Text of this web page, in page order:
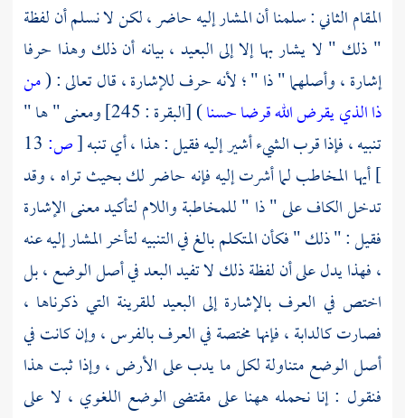
المقام الثاني : سلمنا أن المشار إليه حاضر ، لكن لا نسلم أن لفظة
" ذلك " لا يشار بها إلا إلى البعيد ، بيانه أن ذلك وهذا حرفا
إشارة ، وأصلهما " ذا " ؛ لأنه حرف للإشارة ، قال تعالى : (من
ذا الذي يقرض الله قرضا حسنا
) [البقرة : 245] ومعنى " ها "
تنبيه ، فإذا قرب الشيء أشير إليه فقيل : هذا ، أي تنبه[ص: 13
]أيها المخاطب لما أشرت إليه فإنه حاضر لك بحيث تراه ، وقد
تدخل الكاف على " ذا " للمخاطبة واللام لتأكيد معنى الإشارة
فقيل : " ذلك " فكأن المتكلم بالغ في التنبيه لتأخر المشار إليه عنه
، فهذا يدل على أن لفظة ذلك لا تفيد البعد في أصل الوضع ، بل
اختص في العرف بالإشارة إلى البعيد للقرينة التي ذكرناها ،
فصارت كالدابة ، فإنها مختصة في العرف بالفرس ، وإن كانت في
أصل الوضع متناولة لكل ما يدب على الأرض ، وإذا ثبت هذا
فنقول : إنا نحمله ههنا على مقتضى الوضع اللغوي ، لا على